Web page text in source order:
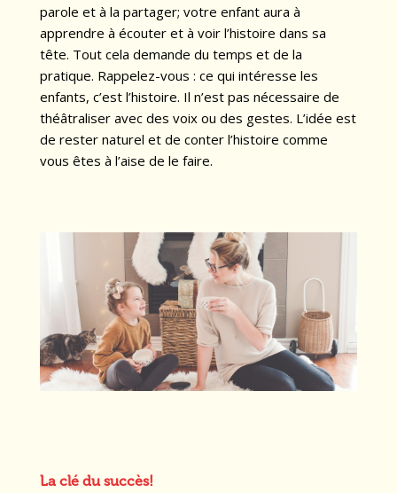
parole et à la partager; votre enfant aura à
apprendre à écouter et à voir l’histoire dans sa
tête. Tout cela demande du temps et de la
pratique. Rappelez-vous : ce qui intéresse les
enfants, c’est l’histoire. Il n’est pas nécessaire de
théâtraliser avec des voix ou des gestes. L’idée est
de rester naturel et de conter l’histoire comme
vous êtes à l’aise de le faire.
La clé du succès!